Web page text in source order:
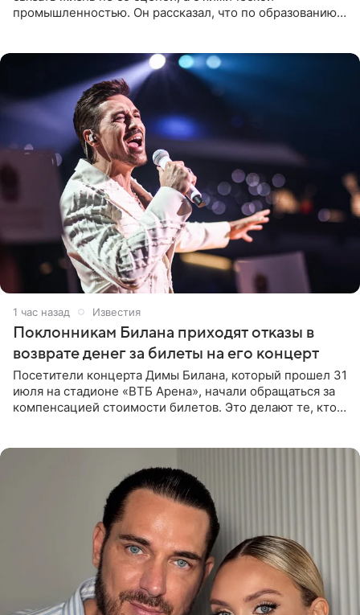
промышленностью. Он рассказал, что по образованию
1 час назад Известия
Поклонникам Билана приходят отказы в
возврате денег за билеты на его концерт
Посетители концерта Димы Билана, который прошел 31
июля на стадионе «ВТБ Арена», начали обращаться за
компенсацией стоимости билетов. Это делают те, кто